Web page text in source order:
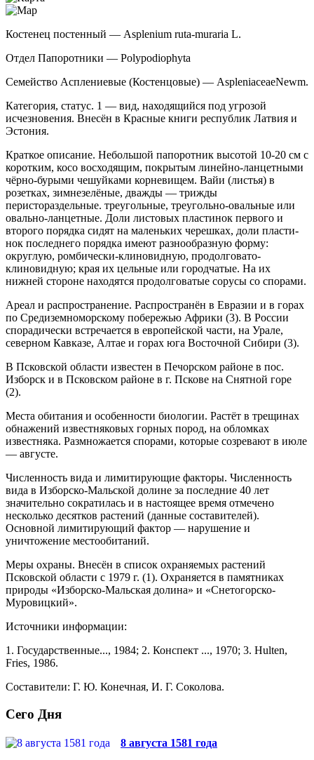
Костенец постенный — Asplenium ruta-muraria L.
Отдел Папоротники — Polypodiophyta
Семейство Асплениевые (Костенцовые) — AspleniaceaeNewm.
Категория, статус. 1 — вид, находящийся под угрозой
исчезновения. Внесён в Красные книги республик Латвия и
Эстония.
Краткое описание. Небольшой папоротник высотой 10-20 см с
коротким, косо восходящим, по­крытым линейно-ланцетными
чёрно-бурыми чешуй­ками корневищем. Вайи (листья) в
розетках, зим­незелёные, дважды — трижды
перистораздельные. треугольные, треугольно-овальные или
овально-лан­цетные. Доли листовых пластинок первого и
второго порядка сидят на маленьких черешках, доли пласти­
нок последнего порядка имеют разнообразную фор­му:
округлую, ромбически-клиновидную, продолго­вато-
клиновидную; края их цельные или городчатые. На их
нижней стороне находятся продолговатые со­русы со спорами.
Ареал и распространение. Распространён в Евразии и в горах
по Средиземноморскому побере­жью Африки (3). В России
спорадически встречает­ся в европейской части, на Урале,
северном Кавказе, Алтае и горах юга Восточной Сибири (3).
В Псковской области известен в Печорском рай­оне в пос.
Изборск и в Псковском районе в г. Пскове на Снятной горе
(2).
Места обитания и особенности биологии. Ра­стёт в трещинах
обнажений известняковых горных пород, на обломках
известняка. Размножается спора­ми, которые созревают в июле
— августе.
Численность вида и лимитирующие факто­ры. Численность
вида в Изборско-Мальской долине за последние 40 лет
значительно сократилась и в на­стоящее время отмечено
несколько десятков растений (данные составителей).
Основной лимитирующий фактор — нарушение и
уничтожение местообитаний.
Меры охраны. Внесён в список охраняемых растений
Псковской области с 1979 г. (1). Охраняется в памятниках
природы «Изборско-Мальская долина» и «Снетогорско-
Муровицкий».
Источники информации:
1. Государственные..., 1984; 2. Конспект ..., 1970; 3. Hulten,
Fries, 1986.
Составители: Г. Ю. Конечная, И. Г. Соколова.
Сего Дня
8 августа 1581 года